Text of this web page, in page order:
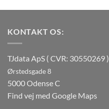
KONTAKT OS:
TJdata ApS ( CVR: 30550269 )
Ørstedsgade 8
5000 Odense C
Find vej med Google Maps